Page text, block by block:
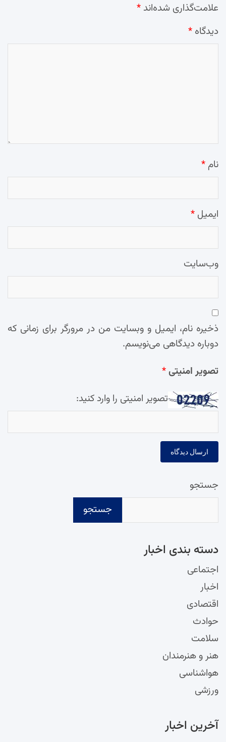
علامت‌گذاری شده‌اند *
دیدگاه *
نام *
ایمیل *
وب‌سایت
ذخیره نام، ایمیل و وبسایت من در مرورگر برای زمانی که
دوباره دیدگاهی می‌نویسم.
تصویر امنیتی*
تصویر امنیتی را وارد کنید:
جستجو
جستجو
دسته‌ بندی اخبار
اجتماعی
اخبار
اقتصادی
حوادث
سلامت
هنر و هنرمندان
هواشناسی
ورزشی
آخرین اخبار